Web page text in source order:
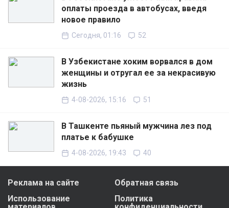
оплаты проезда в автобусах, введя
новое правило
Сегодня, 01:16 52
В Узбекистане хоким ворвался в дом
женщины и отругал ее за некрасивую
жизнь
4-08-2026, 15:16 51
В Ташкенте пьяный мужчина лез под
платье к бабушке
4-08-2026, 19:43 40
Реклама на сайте
Обратная связь
Использование
Политика